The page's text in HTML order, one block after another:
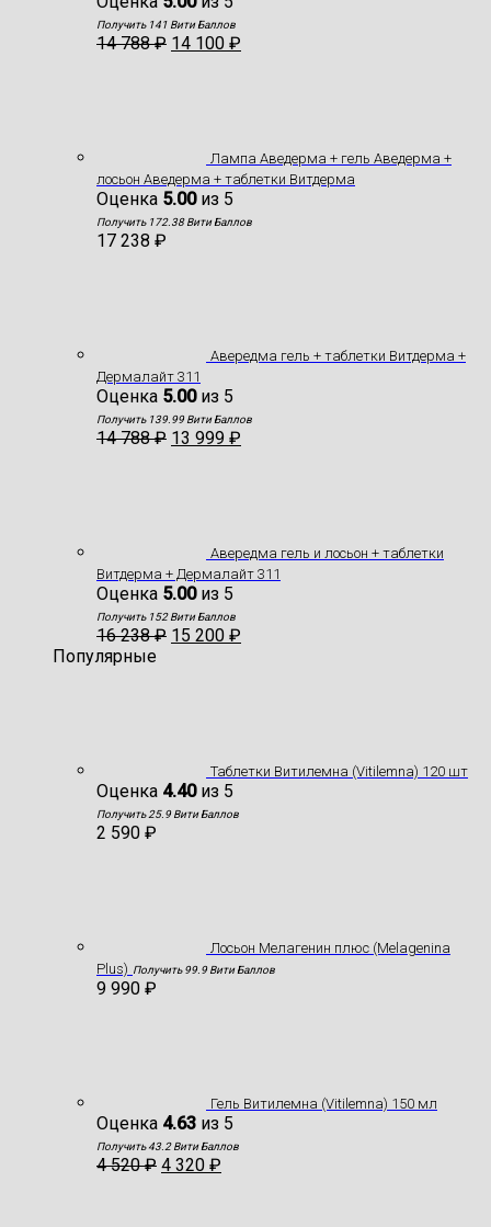
Получить 141 Вити Баллов
14 788₽ 14 100 ₽
Лампа Аведерма + гель Аведерма +
лосьон Аведерма + таблетки Витдерма
Оценка 5.00из 5
Получить 172.38 Вити Баллов
17 238 ₽
Авередма гель + таблетки Витдерма +
Дермалайт 311
Оценка 5.00из 5
Получить 139.99 Вити Баллов
14 788₽ 13 999 ₽
Авередма гель и лосьон + таблетки
Витдерма + Дермалайт 311
Оценка 5.00из 5
Получить 152 Вити Баллов
16 238₽ 15 200 ₽
Популярные
Таблетки Витилемна (Vitilemna) 120 шт
Оценка 4.40из 5
Получить 25.9 Вити Баллов
2 590 ₽
Лосьон Мелагенин плюс (Melagenina
Plus) Получить 99.9 Вити Баллов
9 990 ₽
Гель Витилемна (Vitilemna) 150 мл
Оценка 4.63 из 5
Получить 43.2 Вити Баллов
4 520₽ 4 320 ₽